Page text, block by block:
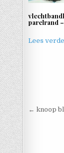
parelrand
Lees
← knoop